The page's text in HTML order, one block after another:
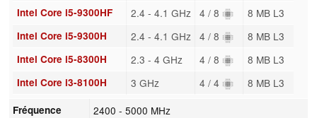
Intel Core i5-9300HF 2.4 - 4.1 GHz 4 / 8 8 MB L3
Intel Core i5-9300H 2.4 - 4.1 GHz 4 / 8 8 MB L3
Intel Core i5-8300H 2.3 - 4 GHz 4 / 8 8 MB L3
Intel Core i3-8100H 3 GHz 4 / 4 8 MB L3
Fréquence 2400 - 5000 MHz